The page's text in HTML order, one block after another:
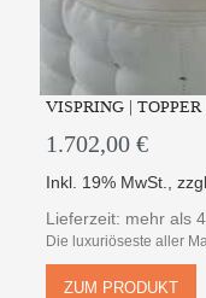
VISPRING |
1.702,00 €
Inkl. 19% MwSt. ,
Lieferzeit: mehr als
Die luxuriöseste aller
ZUM PRODUKT